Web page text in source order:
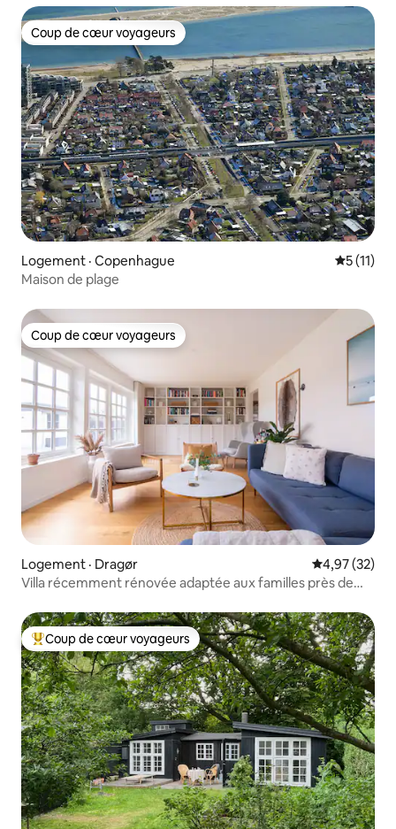
Coup de cœur voyageurs
Coup de cœur voyageurs
Logement · Copenhague Note
5 (11)
Maison de plage
Coup de cœur voyageurs
Coup de cœur voyageurs
Logement · Dragør Note
4,97 (32)
Villa récemment rénovée adaptée aux familles près de
Coup de cœur voyageurs parmi les plus aimés
Coup de cœur voyageurs